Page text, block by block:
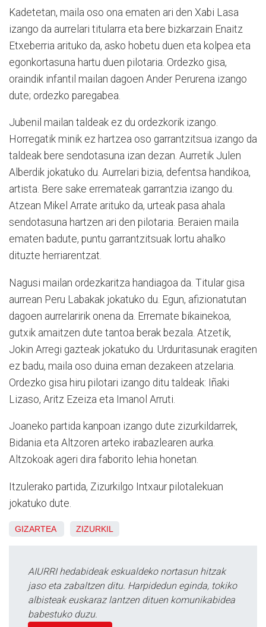
Kadetetan, maila oso ona ematen ari den Xabi Lasa
izango da aurrelari titularra eta bere bizkarzain Enaitz
Etxeberria arituko da, asko hobetu duen eta kolpea eta
egonkortasuna hartu duen pilotaria. Ordezko gisa,
oraindik infantil mailan dagoen Ander Perurena izango
dute; ordezko paregabea.
Jubenil mailan taldeak ez du ordezkorik izango.
Horregatik minik ez hartzea oso garrantzitsua izango da
taldeak bere sendotasuna izan dezan. Aurretik Julen
Alberdik jokatuko du. Aurrelari bizia, defentsa handikoa,
artista. Bere sake erremateak garrantzia izango du.
Atzean Mikel Arrate arituko da, urteak pasa ahala
sendotasuna hartzen ari den pilotaria. Beraien maila
ematen badute, puntu garrantzitsuak lortu ahalko
dituzte herriarentzat.
Nagusi mailan ordezkaritza handiagoa da. Titular gisa
aurrean Peru Labakak jokatuko du. Egun, afizionatutan
dagoen aurrelaririk onena da. Erremate bikainekoa,
gutxik amaitzen dute tantoa berak bezala. Atzetik,
Jokin Arregi gazteak jokatuko du. Urduritasunak eragiten
ez badu, maila oso duina eman dezakeen atzelaria.
Ordezko gisa hiru pilotari izango ditu taldeak: Iñaki
Lizaso, Aritz Ezeiza eta Imanol Arruti.
Joaneko partida kanpoan izango dute zizurkildarrek,
Bidania eta Altzoren arteko irabazlearen aurka.
Altzokoak ageri dira faborito lehia honetan.
Itzulerako partida, Zizurkilgo Intxaur pilotalekuan
jokatuko dute.
GIZARTEA ZIZURKIL
AIURRI hedabideak eskualdeko nortasun hitzak
jaso eta zabaltzen ditu. Harpidedun eginda, tokiko
albisteak euskaraz lantzen dituen komunikabidea
babestuko duzu.